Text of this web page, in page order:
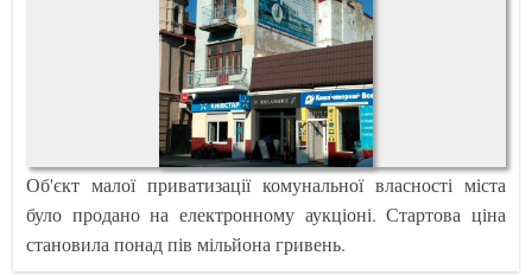
Об'єкт малої приватизації комунальної власності міста
було продано на електронному аукціоні. Стартова ціна
становила понад пів мільйона гривень.